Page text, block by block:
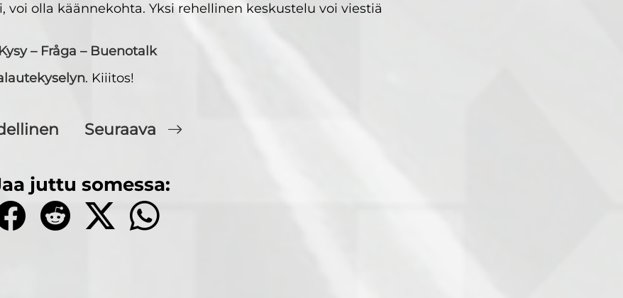
voi olla käännekohta. Yksi rehellinen keskustelu voi viestiä
Kysy – Fråga – Buenotalk
. Kiiitos!
Seuraava
juttu somessa: